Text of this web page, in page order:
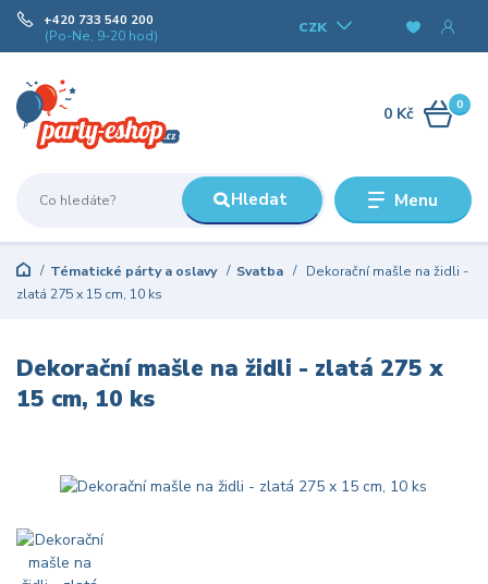
Menu
CZK
Hledat
+420 733 540 200
(Po-Ne, 9-20 hod)
0
0 Kč
Tématické párty a oslavy Svatba
Dekorační mašle na židli -
zlatá 275 x 15 cm, 10 ks
Dekorační mašle na židli - zlatá 275 x
15 cm, 10 ks